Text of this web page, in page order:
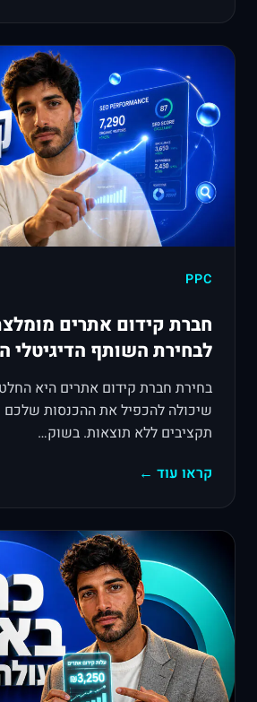
PPC
חברת קידום אתרים
לבחירת השותף הדיגיטלי
בחירת חברת קידום אתרים היא
שיכולה להכפיל את ההכנסות שלכם
תקציבים ללא תוצאות. בשוק…
קראו עוד ←